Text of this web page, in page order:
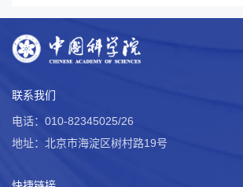
联系我们
电话：010-82345025/26
地址：北京市海淀区树村路19号